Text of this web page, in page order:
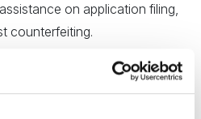
on application filing,
counterfeiting.
by writing to
, indicating your needs and